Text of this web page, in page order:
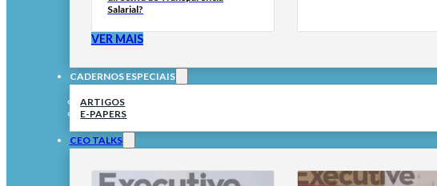
Salarial?
VER MAIS
CADERNOS ESPECIAIS
ARTIGOS
E-PAPERS
CEO TALKS